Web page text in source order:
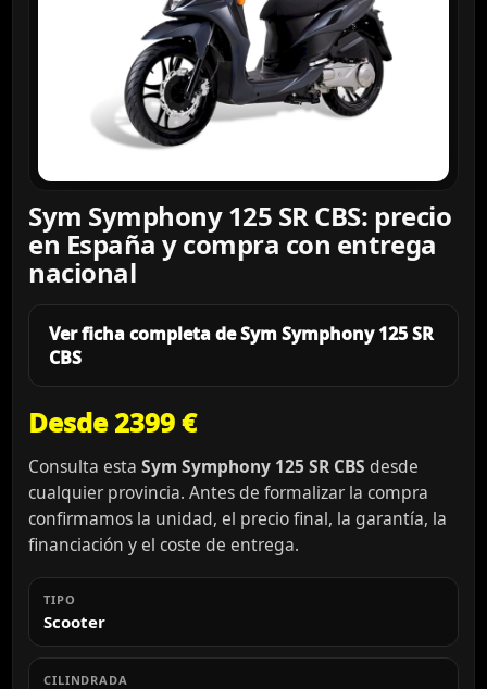
Sym Symphony 125 SR CBS: precio
en España y compra con entrega
nacional
Ver ficha completa de Sym Symphony 125 SR
CBS
Desde 2399 €
Consulta esta Sym Symphony 125 SR CBS desde
cualquier provincia. Antes de formalizar la compra
confirmamos la unidad, el precio final, la garantía, la
financiación y el coste de entrega.
TIPO
Scooter
CILINDRADA